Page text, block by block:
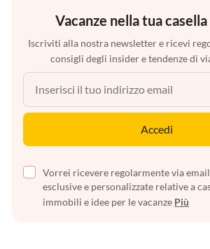
Vacanze nella tua
Iscriviti alla nostra newsletter e ricevi
consigli degli insider e tendenze di
Accedi
Vorrei ricevere regolarmente via
esclusive e personalizzate relative a
immobili e idee per le vacanze Più